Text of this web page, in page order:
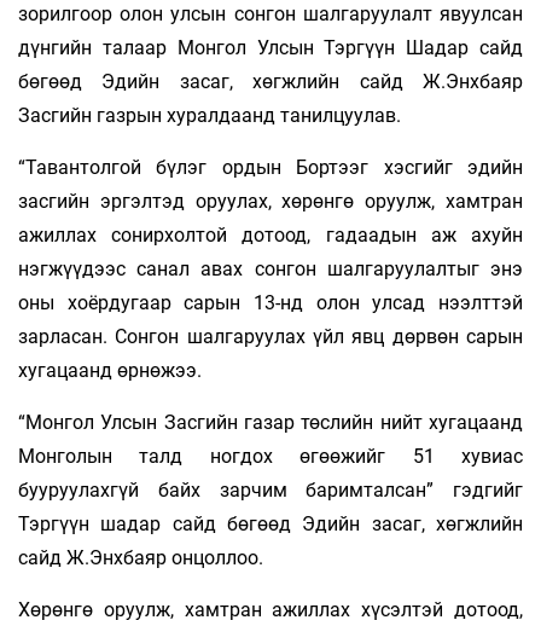
зорилгоор олон улсын сонгон шалгаруулалт явуулсан
дүнгийн талаар Монгол Улсын Тэргүүн Шадар сайд
бөгөөд Эдийн засаг, хөгжлийн сайд Ж.Энхбаяр
Засгийн газрын хуралдаанд танилцуулав.
“Тавантолгой бүлэг ордын Бортээг хэсгийг эдийн
засгийн эргэлтэд оруулах, хөрөнгө оруулж, хамтран
ажиллах сонирхолтой дотоод, гадаадын аж ахуйн
нэгжүүдээс санал авах сонгон шалгаруулалтыг энэ
оны хоёрдугаар сарын 13-нд олон улсад нээлттэй
зарласан. Сонгон шалгаруулах үйл явц дөрвөн сарын
хугацаанд өрнөжээ.
“Монгол Улсын Засгийн газар төслийн нийт хугацаанд
Монголын талд ногдох өгөөжийг 51 хувиас
бууруулахгүй байх зарчим баримталсан” гэдгийг
Тэргүүн шадар сайд бөгөөд Эдийн засаг, хөгжлийн
сайд Ж.Энхбаяр онцоллоо.
Хөрөнгө оруулж, хамтран ажиллах хүсэлтэй дотоод,